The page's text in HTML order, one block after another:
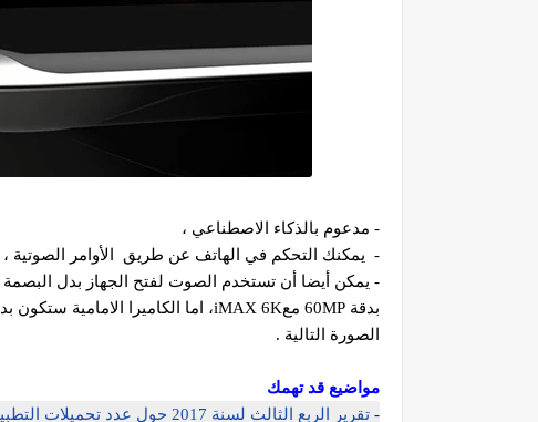
- مدعوم بالذكاء الاصطناعي ،
- يمكنك التحكم في الهاتف عن طريق الأوامر الصوتية ،
- يمكن أيضا أن تستخدم الصوت لفتح الجهاز بدل البصمة
الصورة التالية .
مواضيع قد تهمك
- تقرير الربع الثالث لسنة 2017 حول عدد تحميلات التطبيقات وعدد ساعات استخدام الهواتف الذكية